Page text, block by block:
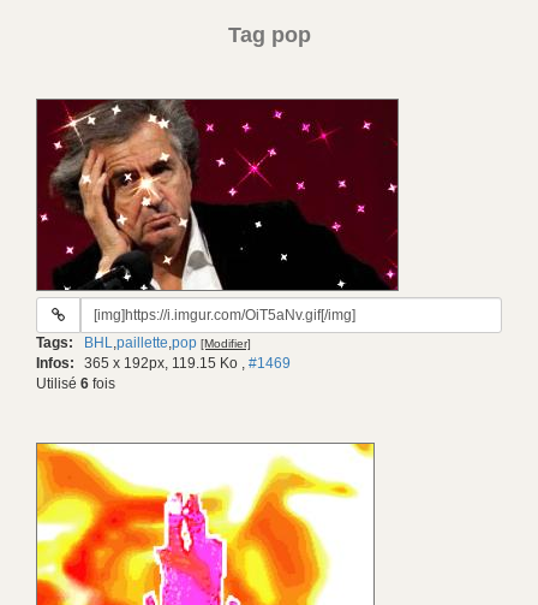
Tag pop
URL
gif:
Tags: BHL,paillette,pop [Modifier]
Infos: 365 x 192px, 119.15 Ko , #1469
Utilisé 6 fois